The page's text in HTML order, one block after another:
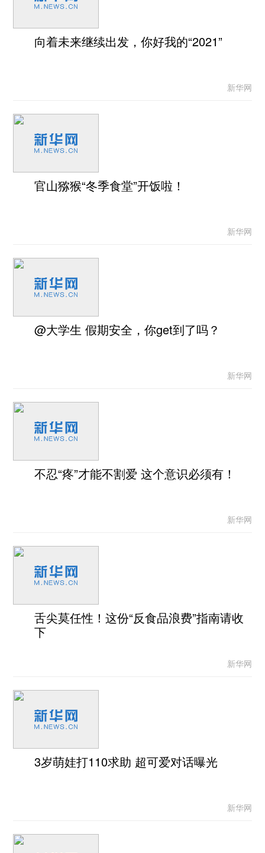
向着未来继续出发，你好我的“2021”
新华网
官山猕猴“冬季食堂”开饭啦！
新华网
@大学生 假期安全，你get到了吗？
新华网
不忍“疼”才能不割爱 这个意识必须有！
新华网
舌尖莫任性！这份“反食品浪费”指南请收
下
新华网
3岁萌娃打110求助 超可爱对话曝光
新华网